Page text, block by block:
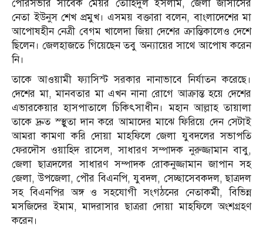
পৌরসভার সাবেক মেয়র তৌহিদুল ইসলাম, জেলা জাসাসের
নেতা ইউনুস শেখ প্রমুখ। এসময় বক্তারা বলেন, বাংলাদেশের মা
আপোষহীন নেত্রী বেগম খালেদা জিয়া দেশের ক্রান্তিকালেও দেশে
ছিলেন। জেলহাজতে গিয়েছেন তবু অন্যায়ের সাথে আপোষ করেন
নি।
তাকে আওয়ামী ফ্যাসিস্ট সরকার নানাভাবে নির্যাতন করেছে।
দেশের মা, মানবতার মা এখন নানা রোগে আক্রান্ত হয়ে দেশের
এভারকেয়ার হাসপাতালে চিকিৎসাধীন। মহান আল্লাহ তায়ালা
তাকে দ্রুত স্স্থুতা দান করে আমাদের মাঝে ফিরিয়ে দেন সেটাই
আমরা কামণা করি দোয়া মাহফিলে জেলা যুবদলের সভাপতি
ফেরদৌস ওয়াহিদ রাসেল, সাধারণ সম্পাদক নুরুজ্জামান বাবু,
জেলা ছাত্রদলের সাধারণ সম্পাদক রোকনুজ্জামান জাপান সহ
জেলা, উপজেলা, পৌর বিএনপি, যুবদল, সেচ্ছাসেবকদল, ছাত্রদল
সহ বিএনপির অঙ্গ ও সহযোগী সংগঠনের নেতাকর্মী, বিভিন্ন
মসজিদের ইমাম, মাদরাসার ছাত্ররা দোয়া মাহফিলে অংশগ্রহণ
করেন।